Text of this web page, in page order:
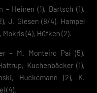
– Heinen (1), Bartsch (1),
J. Giesen (8/4), Hampel
Mokris (4), Hüfken (2).
– M. Monteiro Pai (5),
Kuchenbäcker (1),
Huckemann (2), K.
(4).